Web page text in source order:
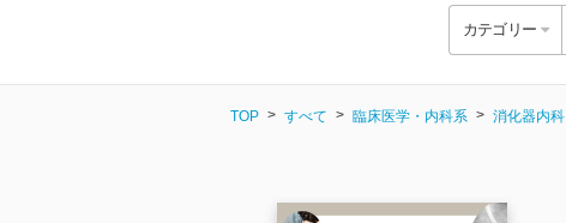
カテゴリー
TOP すべて 臨床医学・内科系 消化器内科